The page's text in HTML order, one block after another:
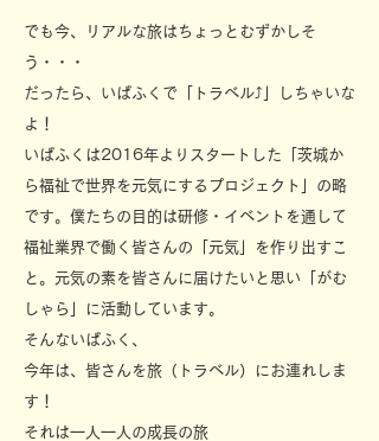
でも今、リアルな旅はちょっとむずかしそ
う・・・
だったら、いばふくで「トラベル⤴」しちゃいな
よ！
いばふくは2016年よりスタートした「茨城か
ら福祉で世界を元気にするプロジェクト」の略
です。僕たちの目的は研修・イベントを通して
福祉業界で働く皆さんの「元気」を作り出すこ
と。元気の素を皆さんに届けたいと思い「がむ
しゃら」に活動しています。
そんないばふく、
今年は、皆さんを旅（トラベル）にお連れしま
す！
それは一人一人の成長の旅